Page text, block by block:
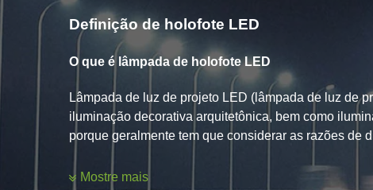
Definição de holofote LED
O que é lâmpada de holofote LED
Lâmpada de luz de projeto LED (lâmpada de luz de
iluminação decorativa arquitetônica, bem como
porque geralmente tem que considerar as razões de
Nome em inglês: Holofote LED
Mostre mais